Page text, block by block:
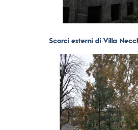
Scorci esterni di Villa